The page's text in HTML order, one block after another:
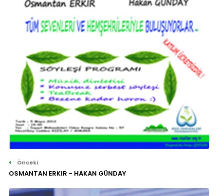
Önceki
OSMANTAN ERKIR - HAKAN GÜNDAY